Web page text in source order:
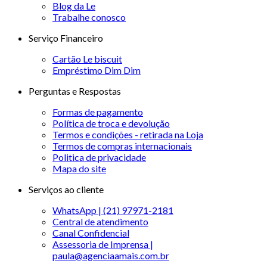
Blog da Le
Trabalhe conosco
Serviço Financeiro
Cartão Le biscuit
Empréstimo Dim Dim
Perguntas e Respostas
Formas de pagamento
Política de troca e devolução
Termos e condições - retirada na Loja
Termos de compras internacionais
Politica de privacidade
Mapa do site
Serviços ao cliente
WhatsApp | (21) 97971-2181
Central de atendimento
Canal Confidencial
Assessoria de Imprensa |
paula@agenciaamais.com.br